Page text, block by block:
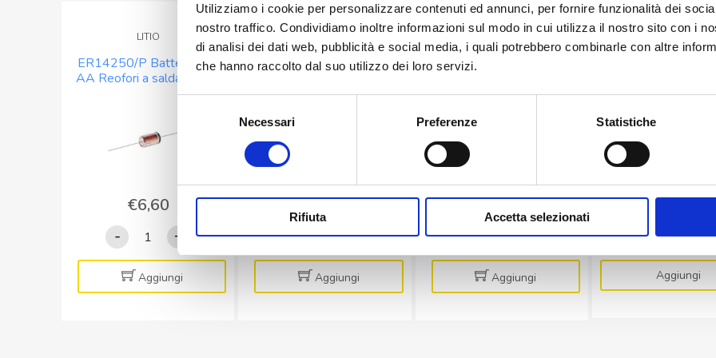
Utilizziamo i cookie per personalizzare contenuti ed annunci, per fornire funzionalità dei
nostro traffico. Condividiamo inoltre informazioni sul modo in cui utilizza il nostro sito con i
di analisi dei dati web, pubblicità e social media, i quali potrebbero combinarle con altre
che hanno raccolto dal suo utilizzo dei loro servizi.
Necessari Preferenze Statistiche
Rifiuta Accetta selezionati
LITIO
ER14250/P Batteria 1/2
AA Reofori a saldare Litio
3.6V 1200mA
€6,60
-
ER14250/P
Batteria
1/2
AA
+
Aggiungi
12FGHL34 Batteria al
Long Life12V 9Ah
€42,50
-
12FGHL34
Batteria
al
piombo
+
Aggiungi
ER14250/S Batteria 1/2
€5,00
-
ER14250/S
Batteria
1/2
AA
+
Aggiungi
CARICABATTERIE
6/12V piombo e
€
-
CLX-
3
switching
+
Aggiungi